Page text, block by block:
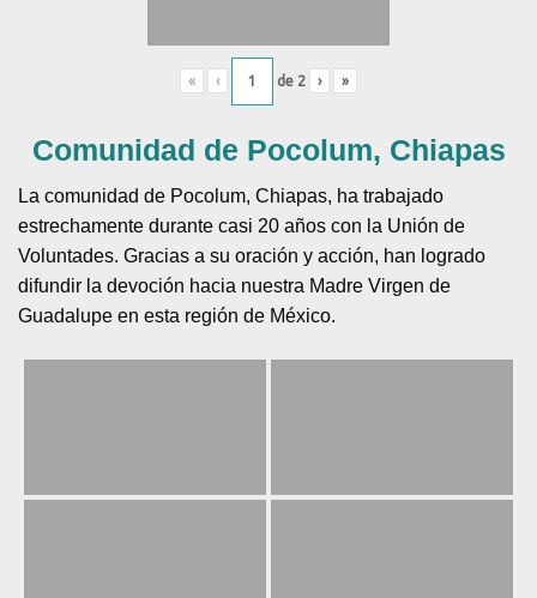
« ‹ de 2 › »
Comunidad de Pocolum, Chiapas
La comunidad de Pocolum, Chiapas, ha trabajado
estrechamente durante casi 20 años con la Unión de
Voluntades. Gracias a su oración y acción, han logrado
difundir la devoción hacia nuestra Madre Virgen de
Guadalupe en esta región de México.